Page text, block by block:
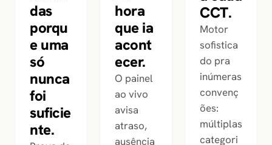
das
porqu
e uma
só
nunca
foi
suficie
nte.
hora
que ia
acont
ecer.
O painel
ao vivo
avisa
atraso,
ausência
CCT.
Motor
sofistica
do pra
inúmeras
convenç
ões:
múltiplas
categori